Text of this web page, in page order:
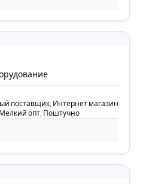
поставщик, Интернет магазин
опт, Поштучно